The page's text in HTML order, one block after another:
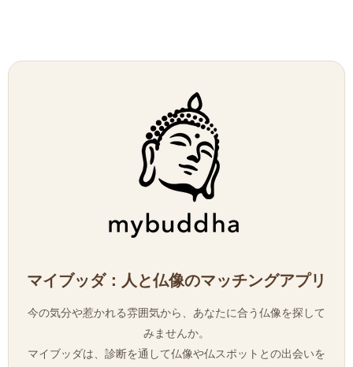
マイブッダ：人と仏像のマッチングアプリ
今の気分や惹かれる雰囲気から、あなたに合う仏像を探して
みませんか。
マイブッダは、診断を通して仏像や仏スポットとの出会いを